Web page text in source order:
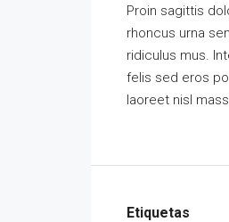
Proin sagittis
rhoncus urna
ridiculus mus.
felis sed eros
laoreet nisl
Etiquetas